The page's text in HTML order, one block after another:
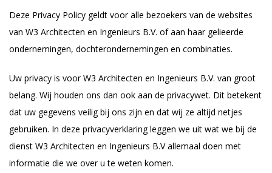
Deze Privacy Policy geldt voor alle bezoekers van de websites
van W3 Architecten en Ingenieurs B.V. of aan haar gelieerde
ondernemingen, dochterondernemingen en combinaties.
Uw privacy is voor W3 Architecten en Ingenieurs B.V. van groot
belang. Wij houden ons dan ook aan de privacywet. Dit betekent
dat uw gegevens veilig bij ons zijn en dat wij ze altijd netjes
gebruiken. In deze privacyverklaring leggen we uit wat we bij de
dienst W3 Architecten en Ingenieurs B.V allemaal doen met
informatie die we over u te weten komen.